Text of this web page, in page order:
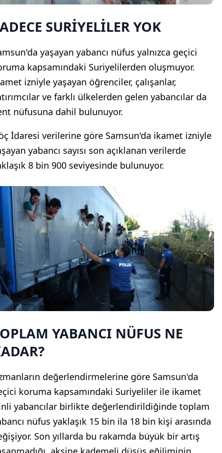
SURİYELİLER YOK
yaşayan yabancı nüfus yalnızca geçici
kapsamındaki Suriyelilerden oluşmuyor.
izniyle yaşayan öğrenciler, çalışanlar,
ve farklı ülkelerden gelen yabancılar da
nüfusuna dahil bulunuyor.
İdaresi verilerine göre Samsun'da ikamet izniyle
yabancı sayısı son açıklanan verilerde
8 bin 900 seviyesinde bulunuyor.
YABANCI NÜFUS NE
değerlendirmelerine göre Samsun'da
koruma kapsamındaki Suriyeliler ile ikamet
yabancılar birlikte değerlendirildiğinde toplam
nüfus yaklaşık 15 bin ila 18 bin kişi arasında
Son yıllarda bu rakamda büyük bir artış